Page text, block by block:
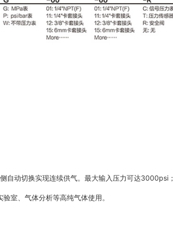
自动切换实现连续供气。最大输入压力可达3000psi；
室、气体分析等高纯气体使用。